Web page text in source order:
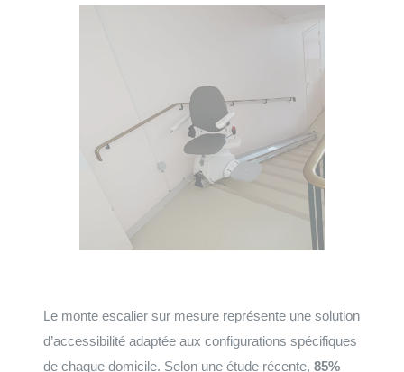
Le monte escalier sur mesure représente une solution
d’accessibilité adaptée aux configurations spécifiques
de chaque domicile. Selon une étude récente, 85%